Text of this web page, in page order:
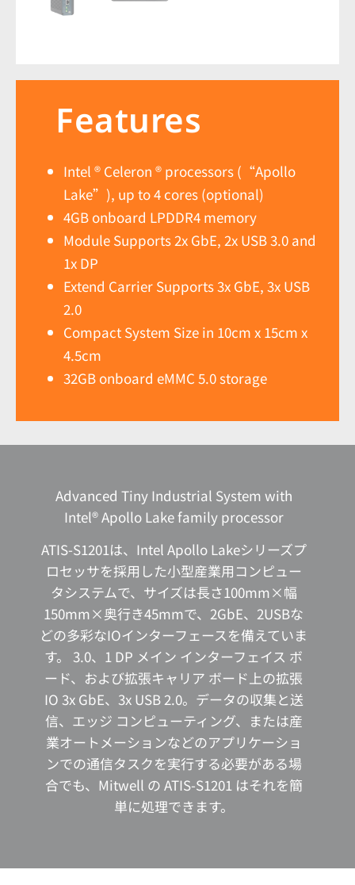
Features
Intel ® Celeron ® processors (“Apollo
Lake”), up to 4 cores (optional)
4GB onboard LPDDR4 memory
Module Supports 2x GbE, 2x USB 3.0 and
1x DP
Extend Carrier Supports 3x GbE, 3x USB
2.0
Compact System Size in 10cm x 15cm x
4.5cm
32GB onboard eMMC 5.0 storage
Advanced Tiny Industrial System with
Intel® Apollo Lake family processor
ATIS-S1201は、Intel Apollo Lakeシリーズプ
ロセッサを採用した小型産業用コンピュー
タシステムで、サイズは長さ100mm×幅
150mm×奥行き45mmで、2GbE、2USBな
どの多彩なIOインターフェースを備えていま
す。 3.0、1 DP メイン インターフェイス ボ
ード、および拡張キャリア ボード上の拡張
IO 3x GbE、3x USB 2.0。データの収集と送
信、エッジ コンピューティング、または産
業オートメーションなどのアプリケーショ
ンでの通信タスクを実行する必要がある場
合でも、Mitwell の ATIS-S1201 はそれを簡
単に処理できます。